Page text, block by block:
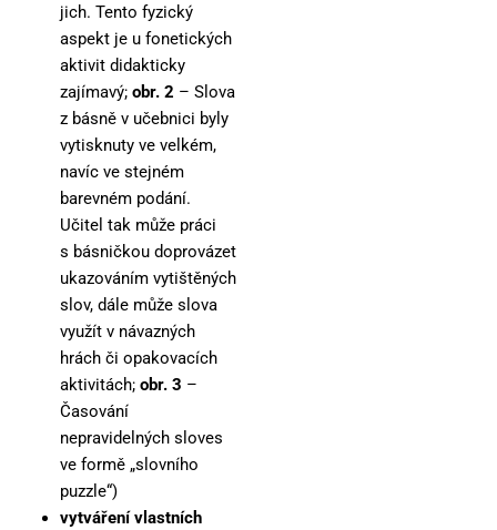
jich. Tento fyzický
aspekt je u fonetických
aktivit didakticky
zajímavý; obr. 2 – Slova
z básně v učebnici byly
vytisknuty ve velkém,
navíc ve stejném
barevném podání.
Učitel tak může práci
s básničkou doprovázet
ukazováním vytištěných
slov, dále může slova
využít v návazných
hrách či opakovacích
aktivitách; obr. 3 –
Časování
nepravidelných sloves
ve formě „slovního
puzzle“)
vytváření vlastních